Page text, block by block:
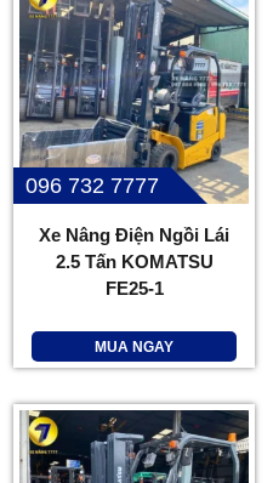
096 732 7777
Xe Nâng Điện Ngồi Lái
2.5 Tấn KOMATSU
FE25-1
MUA NGAY